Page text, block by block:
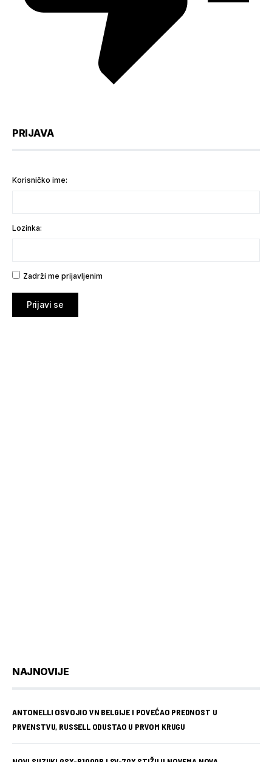
PRIJAVA
Korisničko ime:
Lozinka:
Zadrži me prijavljenim
Prijavi se
NAJNOVIJE
ANTONELLI OSVOJIO VN BELGIJE I POVEĆAO PREDNOST U
PRVENSTVU, RUSSELL ODUSTAO U PRVOM KRUGU